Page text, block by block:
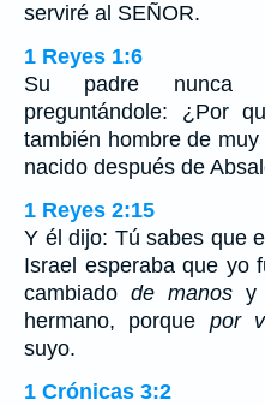
serviré al SEÑOR.
1 Reyes 1:6
Su padre nunca
preguntándole: ¿Por
también hombre de
nacido después de
1 Reyes 2:15
Y él dijo: Tú sabes que
Israel esperaba que yo
cambiadode manos y
hermano, porque por
suyo.
1 Crónicas 3:2